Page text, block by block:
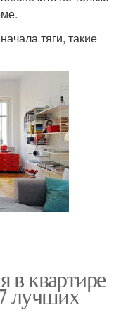
тяги, такие
в квартире
лучших